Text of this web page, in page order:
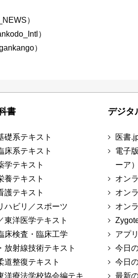
）
）
）
書
礎系テキスト
床系テキスト
学テキスト
養テキスト
護テキスト
ハビリ／スポーツ
東洋医学テキスト
床検査・臨床工学
・放射線技術テキスト
道整復テキスト
洋療法学校協会編テキ
デジタ
医書
電子
ーア）
オン
オン
オン
アプ
今日
今日
最新